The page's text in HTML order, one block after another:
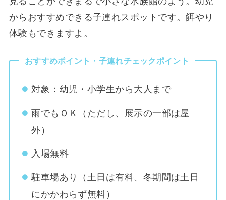
からおすすめできる子連れスポットです。餌やり
体験もできますよ。
おすすめポイント・子連れチェックポイント
対象：幼児・小学生から大人まで
雨でもＯＫ（ただし、展示の一部は屋
外）
入場無料
駐車場あり（土日は有料、冬期間は土日
にかかわらず無料）